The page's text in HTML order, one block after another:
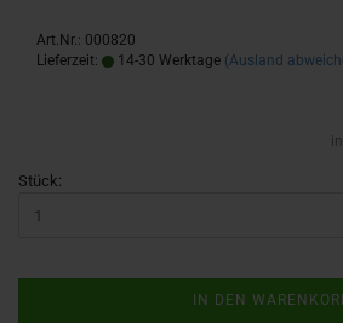
Art.Nr.: 000820
Lieferzeit:
14-30 Werktage (Ausland
Stück:
IN DEN